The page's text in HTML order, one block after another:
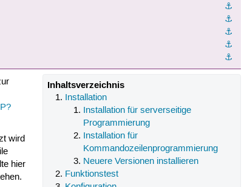
⚓︎
⚓︎
⚓︎
⚓︎
⚓︎
Inhaltsverzeichnis
Installation
Installation für serverseitige
Programmierung
Installation für
Kommandozeilenprogrammierung
Neuere Versionen installieren
Funktionstest
wird
hier